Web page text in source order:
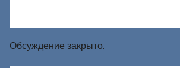
Обсуждение закрыто.